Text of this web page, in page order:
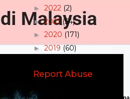
► 2022 (2)
►2021(54)
► 2020 (171)
► 2019(60)
Report Abuse
Klik Follow untuk membaca rencana